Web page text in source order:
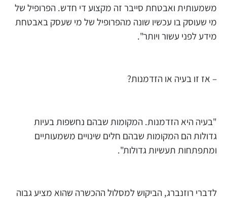
משמעותית ואבטחת סייבר זה מקצוע די חדש. הפרופיל של
מי שעוסק בו עכשיו שונה מהפרופיל של מי שעסק באבטחת
מידע לפני עשור ויותר".
– אז זו בעיה או הזדמנות?
"בעיה היא הזדמנות. המקומות שבהם נחשפות בעיות
גדולות הם המקומות שבהם חלים שינויים משמעותיים
ומתפתחות תעשיות גדולות".
לדברי רוזנברג, הביקוש למסלול ההכשרה שהוא מציע גבוה